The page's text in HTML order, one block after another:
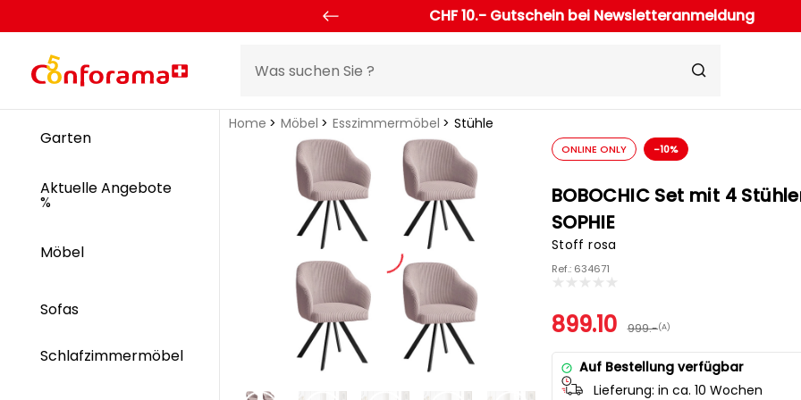
CHF 10.- Gutschein bei Newsletteranmeldung
Garten
Aktuelle Angebote
%
Möbel
Sofas
Schlafzimmermöbel
Home Möbel Esszimmermöbel Stühle
ONLINE ONLY -10%
BOBOCHIC Set mit 4
SOPHIE
Stoff rosa
Ref.: 634671
899.10 999.-(A)
Auf Bestellung verfügbar
Lieferung: in ca. 10 Wochen